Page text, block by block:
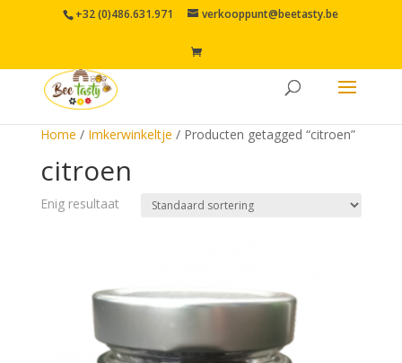
+32 (0)486.631.971 verkooppunt@beetasty.be
Home / Imkerwinkeltje / Producten getagged “citroen”
citroen
Enig resultaat